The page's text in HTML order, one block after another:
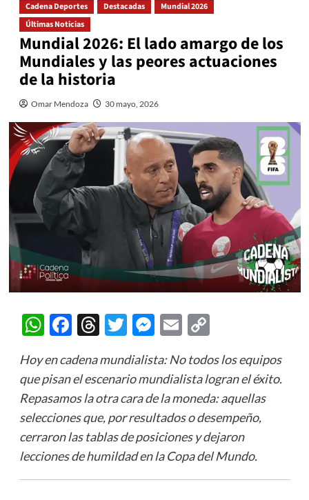
Cadena Deportes Destacadas
Mundial 2026
Últimas Noticias
Mundial 2026: El lado amargo de los
Mundiales y las peores actuaciones
de la historia
Omar Mendoza 30 mayo, 2026
WhatsApp
Facebook
Threads
Twitter
Messenger
EmailCopy
Hoy en cadena mundialista: No todos los equipos
que pisan el escenario mundialista logran el éxito.
Repasamos la otra cara de la moneda: aquellas
selecciones que, por resultados o desempeño,
cerraron las tablas de posiciones y dejaron
lecciones de humildad en la Copa del Mundo.